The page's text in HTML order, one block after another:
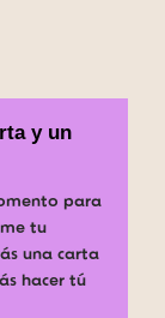
y un
para
tu
una carta
hacer tú